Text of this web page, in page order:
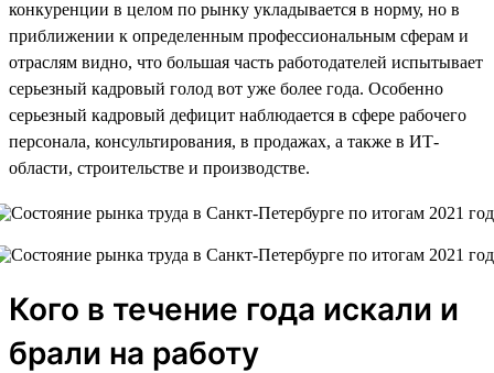
конкуренции в целом по рынку укладывается в норму, но в
приближении к определенным профессиональным сферам и
отраслям видно, что большая часть работодателей испытывает
серьезный кадровый голод вот уже более года. Особенно
серьезный кадровый дефицит наблюдается в сфере рабочего
персонала, консультирования, в продажах, а также в ИТ-
области, строительстве и производстве.
Кого в течение года искали и
брали на работу